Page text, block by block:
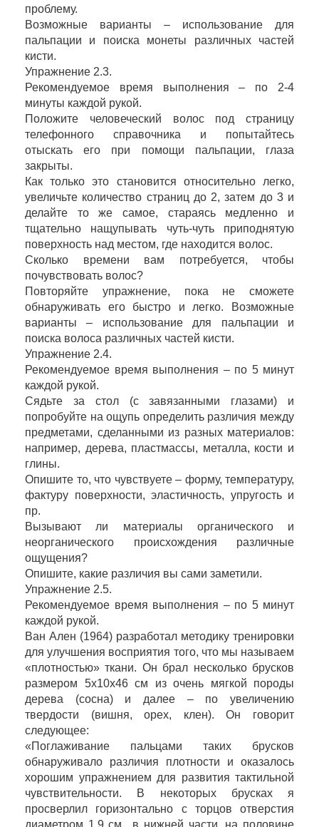
проблему.
Возможные варианты – использование для
пальпации и поиска монеты различных частей
кисти.
Упражнение 2.3.
Рекомендуемое время выполнения – по 2-4
минуты каждой рукой.
Положите человеческий волос под страницу
телефонного справочника и попытайтесь
отыскать его при помощи пальпации, глаза
закрыты.
Как только это становится относительно легко,
увеличьте количество страниц до 2, затем до 3 и
делайте то же самое, стараясь медленно и
тщательно нащупывать чуть-чуть приподнятую
поверхность над местом, где находится волос.
Сколько времени вам потребуется, чтобы
почувствовать волос?
Повторяйте упражнение, пока не сможете
обнаруживать его быстро и легко. Возможные
варианты – использование для пальпации и
поиска волоса различных частей кисти.
Упражнение 2.4.
Рекомендуемое время выполнения – по 5 минут
каждой рукой.
Сядьте за стол (с завязанными глазами) и
попробуйте на ощупь определить различия между
предметами, сделанными из разных материалов:
например, дерева, пластмассы, металла, кости и
глины.
Опишите то, что чувствуете – форму, температуру,
фактуру поверхности, эластичность, упругость и
пр.
Вызывают ли материалы органического и
неорганического происхождения различные
ощущения?
Опишите, какие различия вы сами заметили.
Упражнение 2.5.
Рекомендуемое время выполнения – по 5 минут
каждой рукой.
Ван Ален (1964) разработал методику тренировки
для улучшения восприятия того, что мы называем
«плотностью» ткани. Он брал несколько брусков
размером 5х10х46 см из очень мягкой породы
дерева (сосна) и далее – по увеличению
твердости (вишня, орех, клен). Он говорит
следующее:
«Поглаживание пальцами таких брусков
обнаруживало различия плотности и оказалось
хорошим упражнением для развития тактильной
чувствительности. В некоторых брусках я
просверлил горизонтально с торцов отверстия
диаметром 1,9 см., в нижней части, на половине